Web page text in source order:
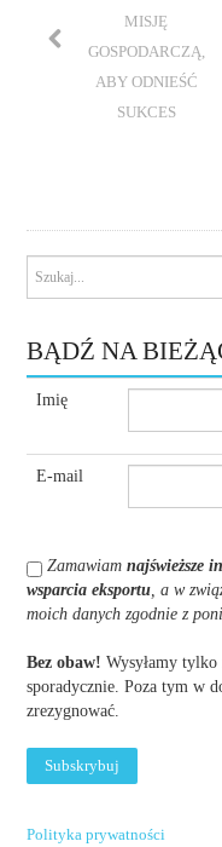
MISJĘ
GOSPODARCZĄ,
ABY ODNIEŚĆ
SUKCES
BĄDŹ NA
Imię
E-mail
Zamawiamnajświeższe
wsparcia eksportu, a w
moich danych zgodnie z
Bez obaw! Wysyłamy
sporadycznie. Poza tym w
zrezygnować.
Polityka prywatności